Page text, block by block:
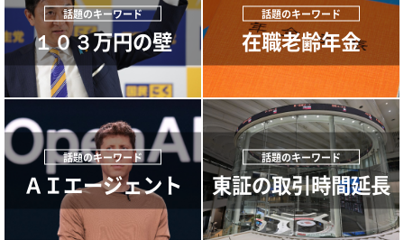
１０３万円の壁 在職老齢年金
ＡＩエージェント 東証の取引時間延長